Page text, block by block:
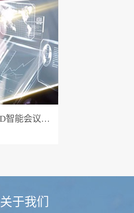
RFID智能会议签到系统
关于我们